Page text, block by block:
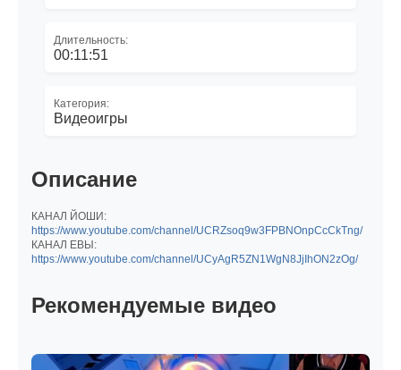
Длительность:
00:11:51
Категория:
Видеоигры
Описание
КАНАЛ ЙОШИ:
https://www.youtube.com/channel/UCRZsoq9w3FPBNOnpCcCkTng/
КАНАЛ ЕВЫ:
https://www.youtube.com/channel/UCyAgR5ZN1WgN8JjIhON2zOg/
Рекомендуемые видео